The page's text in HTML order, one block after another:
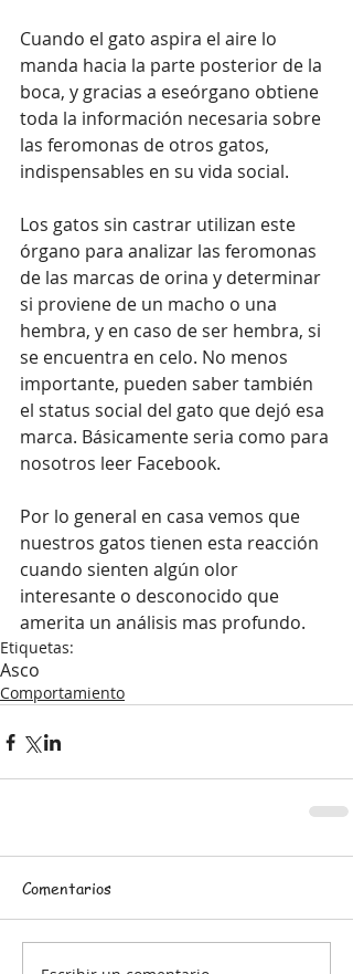
Cuando el gato aspira el aire lo
manda hacia la parte posterior de la
boca, y gracias a eseórgano obtiene
toda la información necesaria sobre
las feromonas de otros gatos,
indispensables en su vida social.
Los gatos sin castrar utilizan este
órgano para analizar las feromonas
de las marcas de orina y determinar
si proviene de un macho o una
hembra, y en caso de ser hembra, si
se encuentra en celo. No menos
importante, pueden saber también
el status social del gato que dejó esa
marca. Básicamente seria como para
nosotros leer Facebook.
Por lo general en casa vemos que
nuestros gatos tienen esta reacción
cuando sienten algún olor
interesante o desconocido que
amerita un análisis mas profundo.
Etiquetas:
Asco
Comportamiento
Comentarios